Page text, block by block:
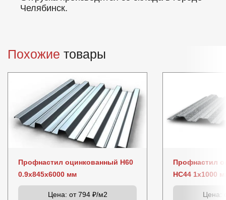
Челябинск.
Похожие товары
Профнастил оцинкованный Н60
0.9x845x6000 мм
Цена: от 794 ₽/м2
Профнастил
НС44 1x1000
Цена: